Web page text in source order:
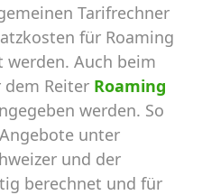
Tarifrechner
für Roaming
werden. Auch beim
Reiter Roaming
werden. So
unter
und der
berechnet und für